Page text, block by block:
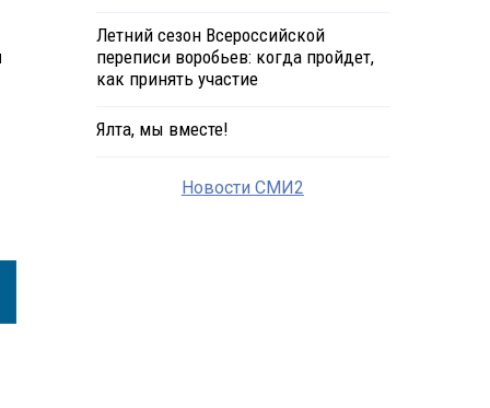
Летний сезон Всероссийской
переписи воробьев: когда пройдет,
как принять участие
Ялта, мы вместе!
Новости СМИ2